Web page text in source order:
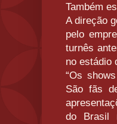
Também
A direção
pelo
turnês
no estádio
“Os
São fãs
do Brasil